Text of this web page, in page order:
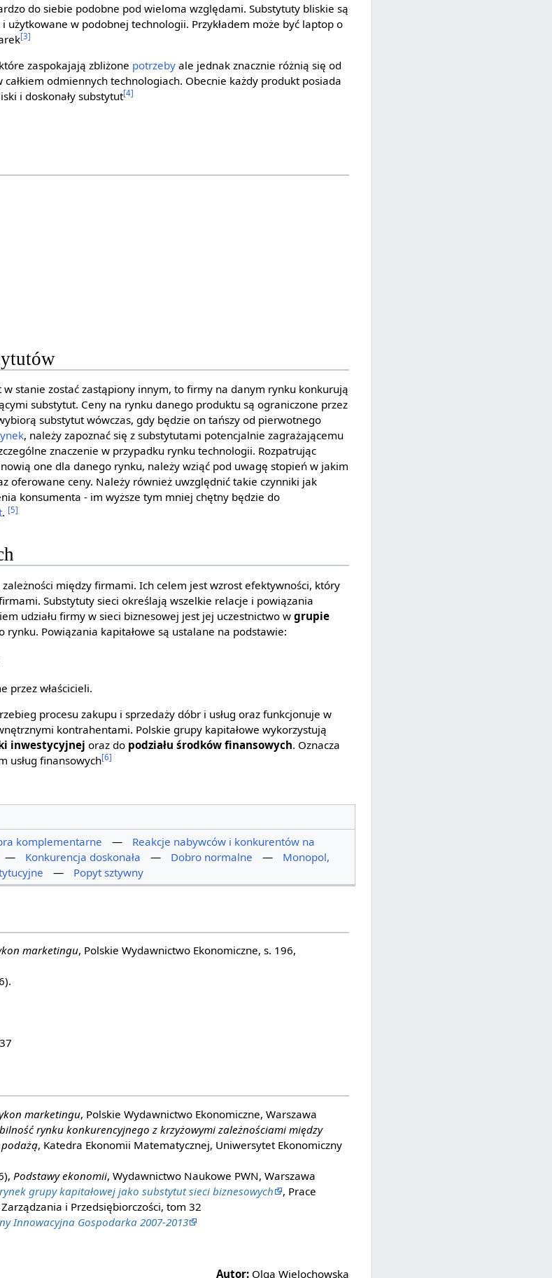
do siebie podobne pod wieloma względami. Substytuty bliskie są
użytkowane w podobnej technologii. Przykładem może być laptop o
[3]
zaspokajają zbliżone potrzeby ale jednak znacznie różnią się od
odmiennych technologiach. Obecnie każdy produkt posiada
i doskonały substytut[4]
stanie zostać zastąpiony innym, to firmy na danym rynku konkurują
substytut. Ceny na rynku danego produktu są ograniczone przez
substytut wówczas, gdy będzie on tańszy od pierwotnego
, należy zapoznać się z substytutami potencjalnie zagrażającemu
znaczenie w przypadku rynku technologii. Rozpatrując
one dla danego rynku, należy wziąć pod uwagę stopień w jakim
oferowane ceny. Należy również uwzględnić takie czynniki jak
konsumenta - im wyższe tym mniej chętny będzie do
. [5]
między firmami. Ich celem jest wzrost efektywności, który
Substytuty sieci określają wszelkie relacje i powiązania
udziału firmy w sieci biznesowej jest jej uczestnictwo wgrupie
rynku. Powiązania kapitałowe są ustalane na podstawie:
przez właścicieli.
procesu zakupu i sprzedaży dóbr i usług oraz funkcjonuje w
kontrahentami. Polskie grupy kapitałowe wykorzystują
inwestycyjnej oraz do podziału środków finansowych. Oznacza
usług finansowych[6]
komplementarne —
Reakcje nabywców i konkurentów na
— Konkurencja doskonała — Dobro normalne —
Monopol,
— Popyt sztywny
marketingu, Polskie Wydawnictwo Ekonomiczne, s. 196,
marketingu, Polskie Wydawnictwo Ekonomiczne, Warszawa
rynku konkurencyjnego z krzyżowymi zależnościami między
, Katedra Ekonomii Matematycznej, Uniwersytet Ekonomiczny
Podstawy ekonomii, Wydawnictwo Naukowe PWN, Warszawa
grupy kapitałowej jako substytut sieci biznesowych
, Prace
i Przedsiębiorczości, tom 32
Innowacyjna Gospodarka 2007-2013
Autor: Olga Wielochowska